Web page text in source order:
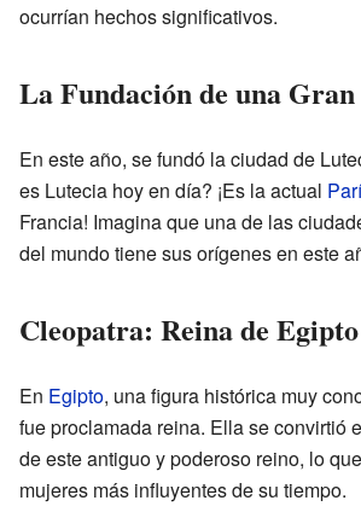
ocurrían hechos significativos.
La Fundación de una
En este año, se fundó la ciudad de
es Lutecia hoy en día? ¡Es la actual
Francia! Imagina que una de las
del mundo tiene sus orígenes en este
Cleopatra: Reina de Egipto
En Egipto, una figura histórica muy
fue proclamada reina. Ella se convirtió
de este antiguo y poderoso reino, lo
mujeres más influyentes de su tiempo.